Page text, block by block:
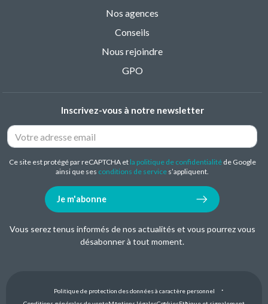
Nos agences
Conseils
Nous rejoindre
GPO
Inscrivez-vous à notre newsletter
Ce site est protégé par reCAPTCHA et la politique de confidentialitéde Google
ainsi que ses conditions de service s’appliquent.
Je m'abonne
Vous serez tenus informés de nos actualités et vous pourrez vous
désabonner à tout moment.
Politique de protection des données à caractère personnel